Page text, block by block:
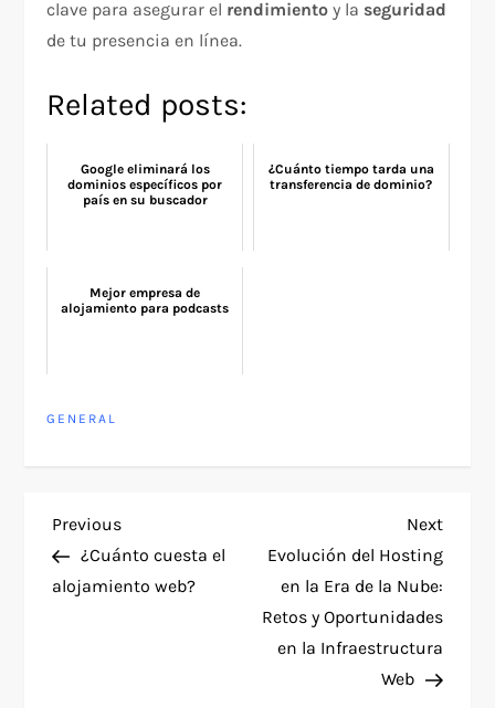
clave para asegurar el rendimiento y la seguridad
de tu presencia en línea.
Related posts:
Google eliminará los
dominios específicos por
país en su buscador
¿Cuánto tiempo tarda una
transferencia de dominio?
Mejor empresa de
alojamiento para podcasts
GENERAL
P
o
Previous
Post
Previous
¿Cuánto cuesta el
alojamiento web?
Next
Post
Next
Evolución del Hosting
en la Era de la Nube:
Retos y Oportunidades
en la Infraestructura
Web